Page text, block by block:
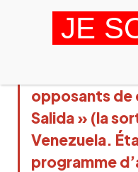
opposants de
Salida » (la
Venezuela.
programme
JE